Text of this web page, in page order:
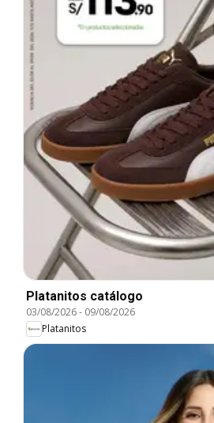
Platanitos catálogo
03/08/2026- 09/08/2026
Platanitos